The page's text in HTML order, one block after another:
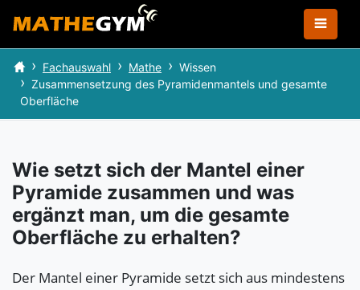
Fachauswahl Mathe
Wissen
Zusammensetzung des Pyramidenmantels und gesamte
Oberfläche
Wie setzt sich der Mantel einer
Pyramide zusammen und was
ergänzt man, um die gesamte
Oberfläche zu erhalten?
Der Mantel einer Pyramide setzt sich aus mindestens